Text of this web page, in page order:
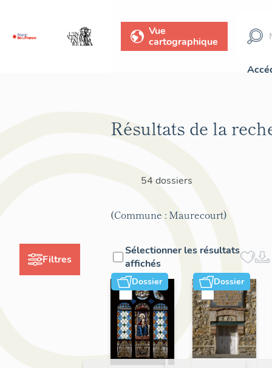
Vue
cartographique
Filtres
Résultats de la
54 dossiers
(Commune : Maurecourt)
Sélectionner les résultats
affichés
Dossier Dossier